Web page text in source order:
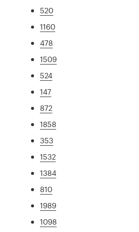
520
1160
478
1509
524
147
872
1858
353
1532
1384
810
1989
1098